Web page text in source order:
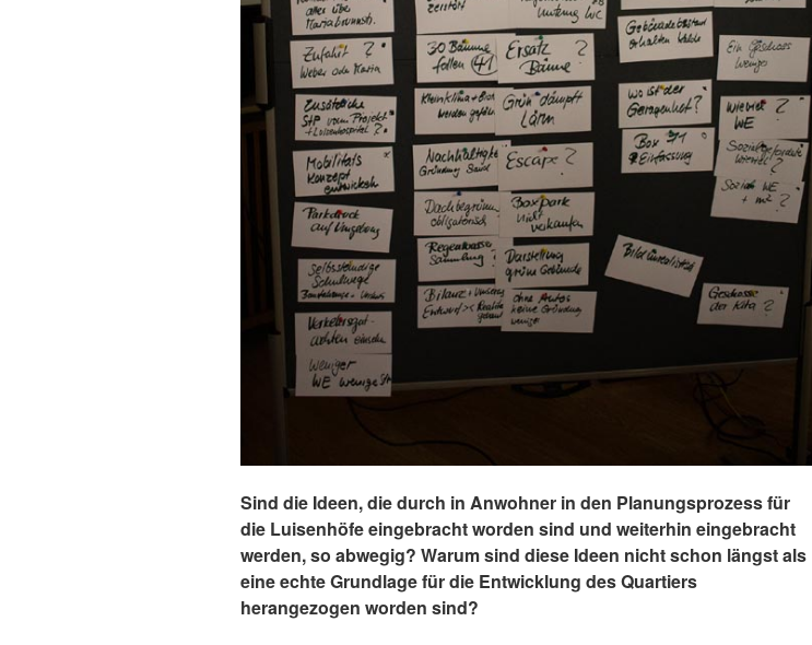
Sind die Ideen, die durch in Anwohner in den Planungsprozess für
die Luisenhöfe eingebracht worden sind und weiterhin eingebracht
werden, so abwegig? Warum sind diese Ideen nicht schon längst als
eine echte Grundlage für die Entwicklung des Quartiers
herangezogen worden sind?